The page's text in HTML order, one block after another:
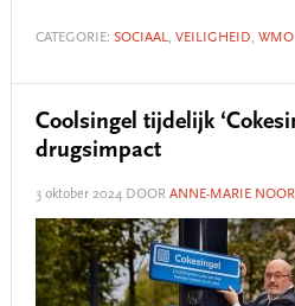
CATEGORIE: SOCIAAL, VEILIGHEID, WMO
Coolsingel tijdelijk
drugsimpact
3 oktober 2024DOOR ANNE-MARIE